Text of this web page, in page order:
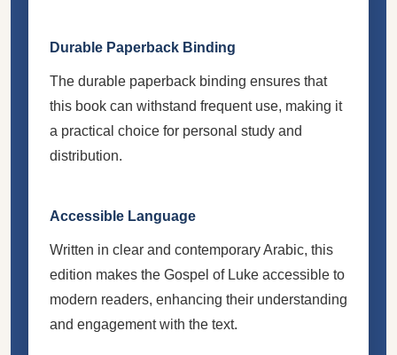
Durable Paperback Binding
The durable paperback binding ensures that
this book can withstand frequent use, making it
a practical choice for personal study and
distribution.
Accessible Language
Written in clear and contemporary Arabic, this
edition makes the Gospel of Luke accessible to
modern readers, enhancing their understanding
and engagement with the text.